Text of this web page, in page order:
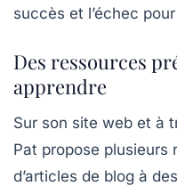
succès et l’échec
Des ressources
apprendre
Sur son site web et à
Pat propose plusieurs
d’articles de blog à